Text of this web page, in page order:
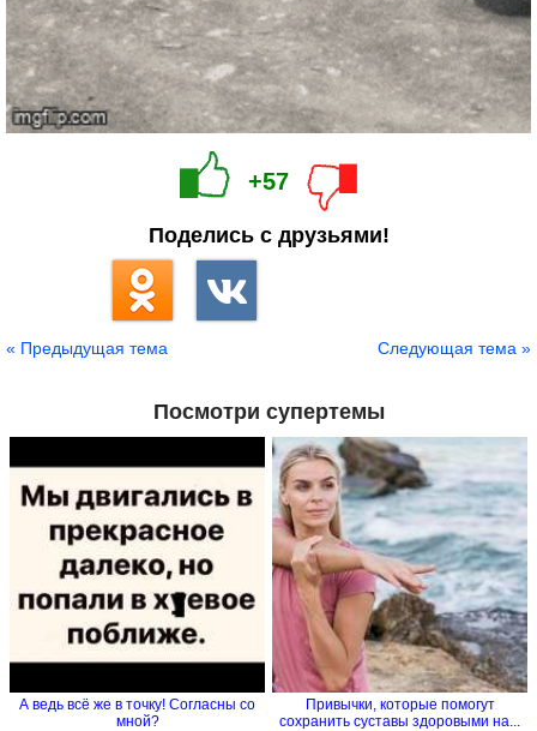
+57
Поделись с друзьями!
« Предыдущая тема Следующая тема »
Посмотри супертемы
А ведь всё же в точку! Согласны со
мной?
Привычки, которые помогут
сохранить суставы здоровыми на...